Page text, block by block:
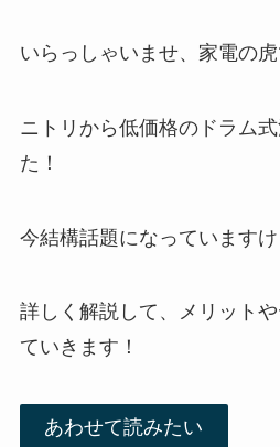
いらっしゃいませ、家電の虎
ニトリから低価格のドラム
た！
今結構話題になっています
詳しく解説して、メリット
ていきます！
あわせて読みたい